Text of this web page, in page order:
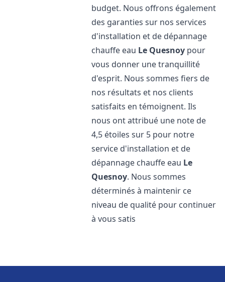
budget. Nous offrons également
des garanties sur nos services
d'installation et de dépannage
chauffe eau Le Quesnoy pour
vous donner une tranquillité
d'esprit. Nous sommes fiers de
nos résultats et nos clients
satisfaits en témoignent. Ils
nous ont attribué une note de
4,5 étoiles sur 5 pour notre
service d'installation et de
dépannage chauffe eau Le
Quesnoy. Nous sommes
déterminés à maintenir ce
niveau de qualité pour continuer
à vous satis